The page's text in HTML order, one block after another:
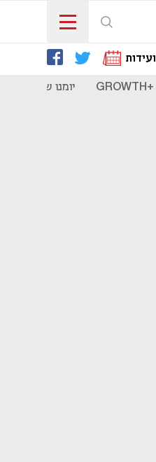
ועידות
+GROWTH יומנו של